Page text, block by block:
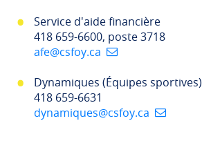
Service d'aide financière
418 659-6600, poste 3718
afe@csfoy.ca
Dynamiques (Équipes sportives)
418 659-6631
dynamiques@csfoy.ca